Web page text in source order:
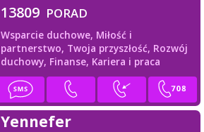
13809 PORAD
Wsparcie duchowe, Miłość i
partnerstwo, Twoja przyszłość, Rozwój
duchowy, Finanse, Kariera i praca
Yennefer